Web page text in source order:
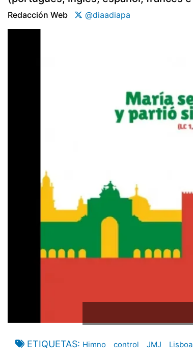
Redacción Web @diaadiapa
ETIQUETAS Himno control JMJ Lisboa